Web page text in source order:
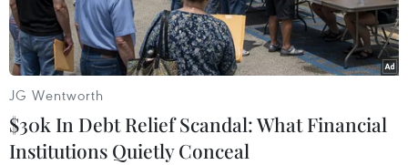
JG Wentworth
$30k In Debt Relief Scandal: What Financial
Institutions Quietly Conceal